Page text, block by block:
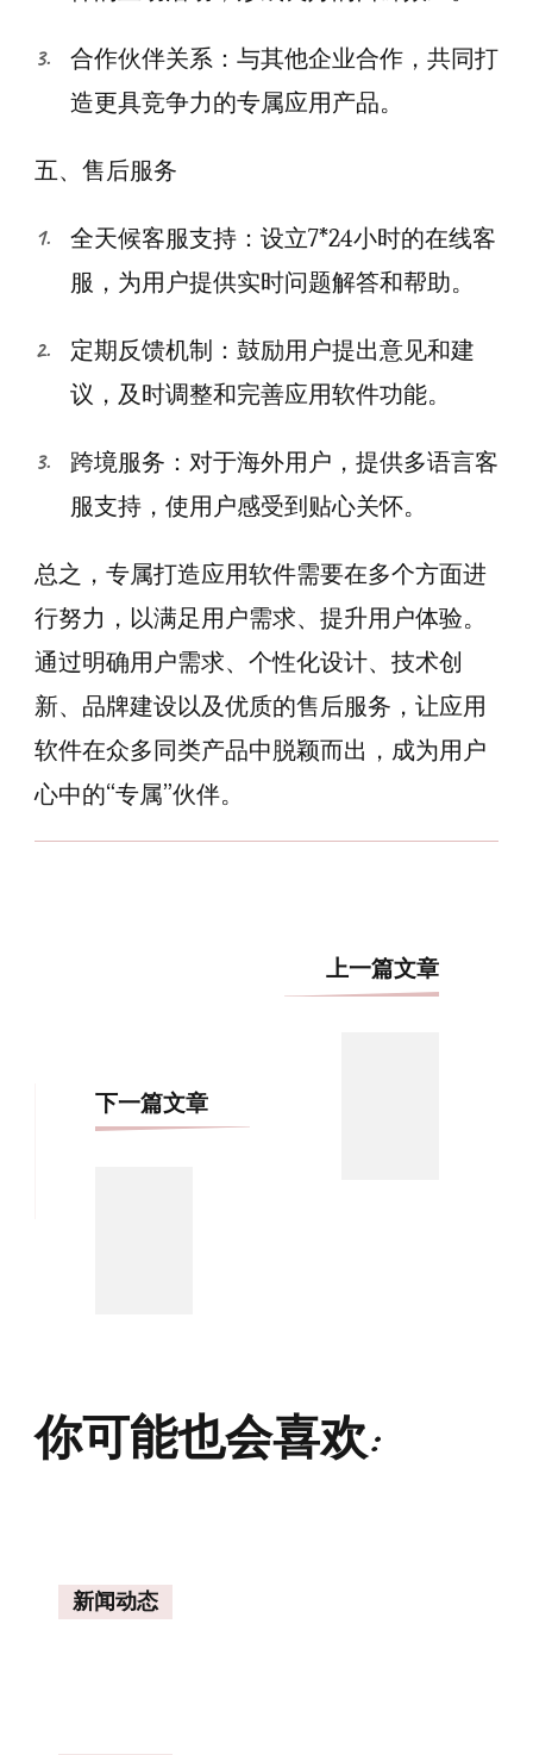
合作伙伴关系：与其他企业合作，共同打
造更具竞争力的专属应用产品。
五、售后服务
全天候客服支持：设立7*24小时的在线客
服，为用户提供实时问题解答和帮助。
定期反馈机制：鼓励用户提出意见和建
议，及时调整和完善应用软件功能。
跨境服务：对于海外用户，提供多语言客
服支持，使用户感受到贴心关怀。
总之，专属打造应用软件需要在多个方面进
行努力，以满足用户需求、提升用户体验。
通过明确用户需求、个性化设计、技术创
新、品牌建设以及优质的售后服务，让应用
软件在众多同类产品中脱颖而出，成为用户
心中的“专属”伙伴。
上一篇文章
下一篇文章
你可能也会喜欢:
新闻动态